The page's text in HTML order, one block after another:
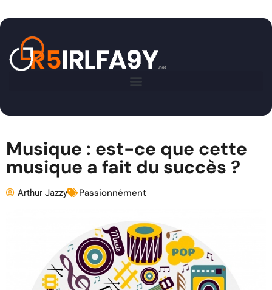
Musique : est-ce que cette
musique a fait du succès ?
Arthur Jazzy Passionnément